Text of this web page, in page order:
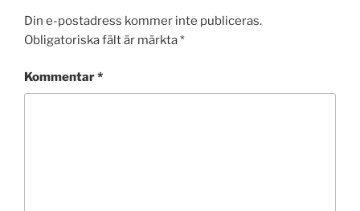
Din e-postadress kommer inte publiceras.
Obligatoriska fält är märkta*
Kommentar*